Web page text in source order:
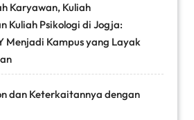
Karyawan, Kuliah
Kuliah Psikologi di Jogja:
Menjadi Kampus yang Layak
dan Keterkaitannya dengan